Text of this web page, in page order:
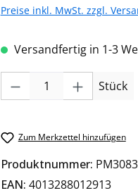
Preise inkl. MwSt. zzgl.
Versandfertig in 1-3
Produkt Anzahl: Gib den
Stück
Zum Merkzettel hinzufügen
Produktnummer:
EAN: 4013288012913